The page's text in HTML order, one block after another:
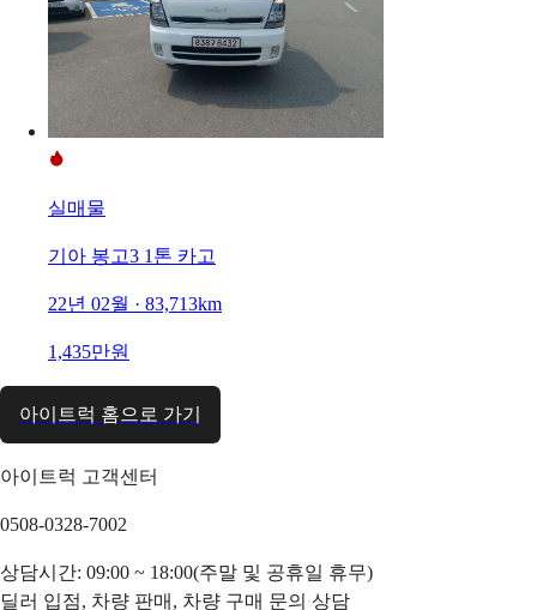
실매물
기아 봉고3 1톤 카고
22년 02월 · 83,713km
1,435만원
아이트럭 홈으로 가기
아이트럭 고객센터
0508-0328-7002
상담시간: 09:00 ~ 18:00(주말 및 공휴일 휴무)
딜러 입점, 차량 판매, 차량 구매 문의 상담